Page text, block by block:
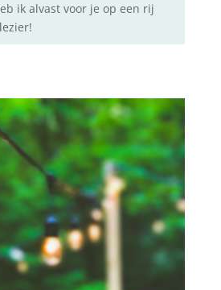
ik alvast voor je op een rij